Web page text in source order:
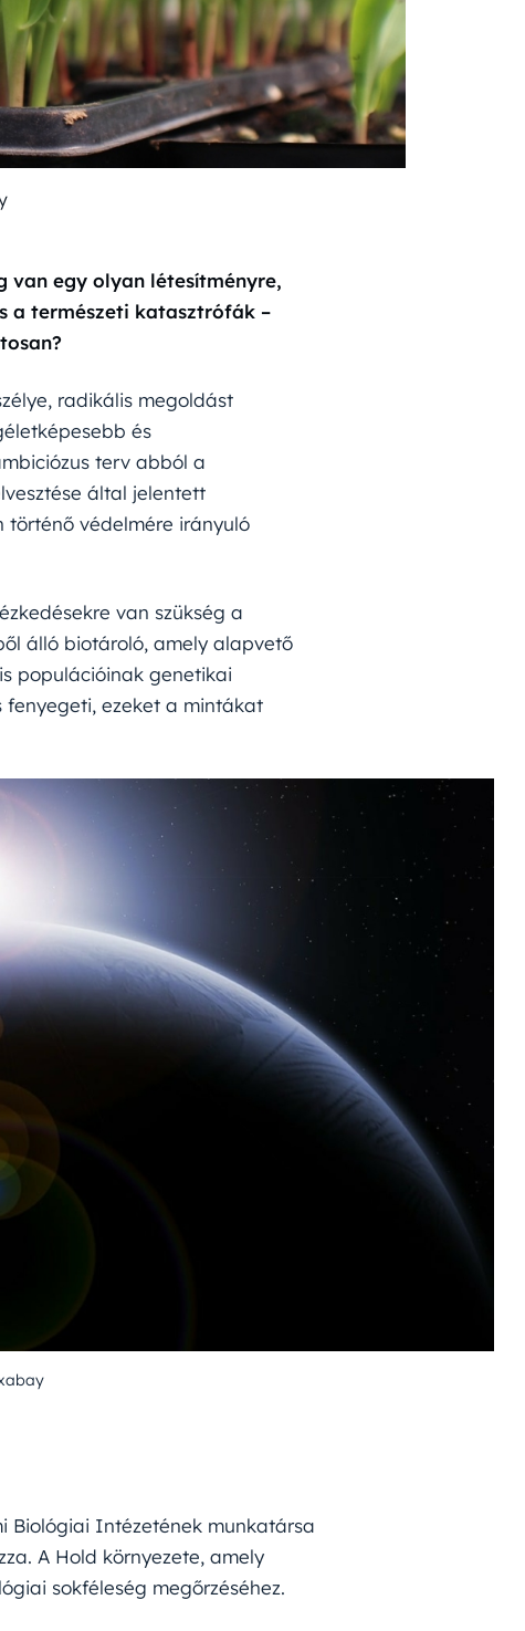
van egy olyan létesítményre,
a természeti katasztrófák –
radikális megoldást
és
terv abból a
által jelentett
történő védelmére irányuló
van szükség a
álló biotároló, amely alapvető
populációinak genetikai
fenyegeti, ezeket a mintákat
Biológiai Intézetének munkatársa
A Hold környezete, amely
sokféleség megőrzéséhez.